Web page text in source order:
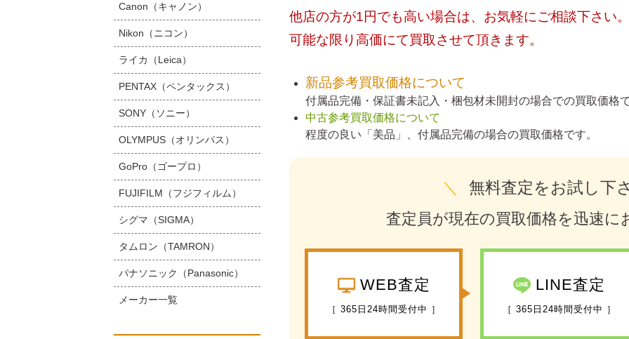
他店の方が1円でも高い場合は、お気軽にご相談下さい。
可能な限り高価にて買取させて頂きます。
新品参考買取価格について
付属品完備・保証書未記入・梱包材未開封の場合での買取価格で
中古参考買取価格について
程度の良い「美品」、付属品完備の場合の買取価格です。
＼ 無料査定をお試し下
査定員が現在の買取価格を迅速に
WEB査定
［ 365日24時間受付中 ］
LINE査定
［ 365日24時間受付中 ］
Canon（キャノン）
Nikon（ニコン）
ライカ（Leica）
PENTAX（ペンタックス）
SONY（ソニー）
OLYMPUS（オリンパス）
GoPro（ゴープロ）
FUJIFILM（フジフィルム）
シグマ（SIGMA）
タムロン（TAMRON）
パナソニック（Panasonic）
メーカー一覧